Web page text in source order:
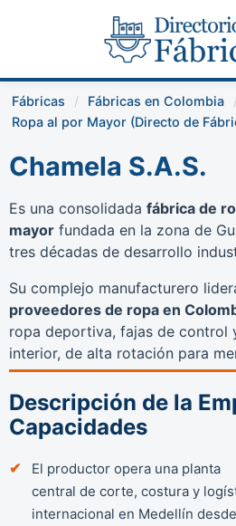
Fábricas
Fábricas en Colombia
Ropa al por Mayor (Directo de
Chamela S.A.S.
Es una consolidada fábrica de
mayor fundada en la zona de
tres décadas de desarrollo
Su complejo manufacturero
proveedores de ropa en
ropa deportiva, fajas de control
interior, de alta rotación para
Descripción de la
Capacidades
El productor opera una planta
central de corte, costura y
internacional en Medellín